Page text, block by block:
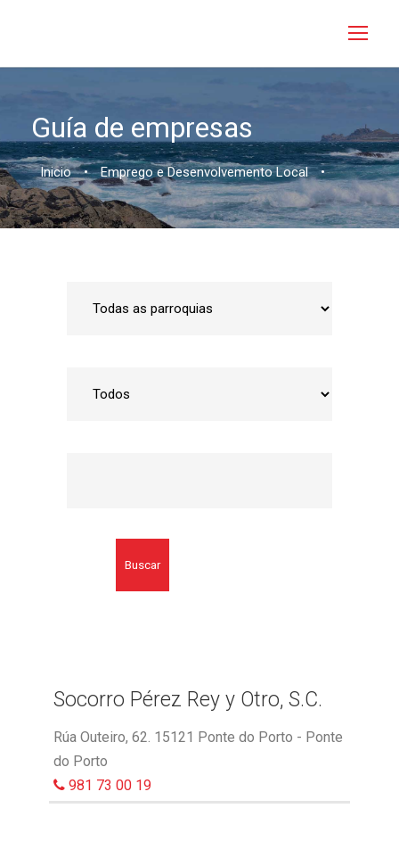
Guía de empresas
Inicio • Emprego e Desenvolvemento Local •
Buscar
Socorro Pérez Rey y Otro, S.C.
Rúa Outeiro, 62. 15121 Ponte do Porto - Ponte
do Porto
981 73 00 19